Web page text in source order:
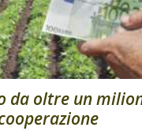
da oltre un